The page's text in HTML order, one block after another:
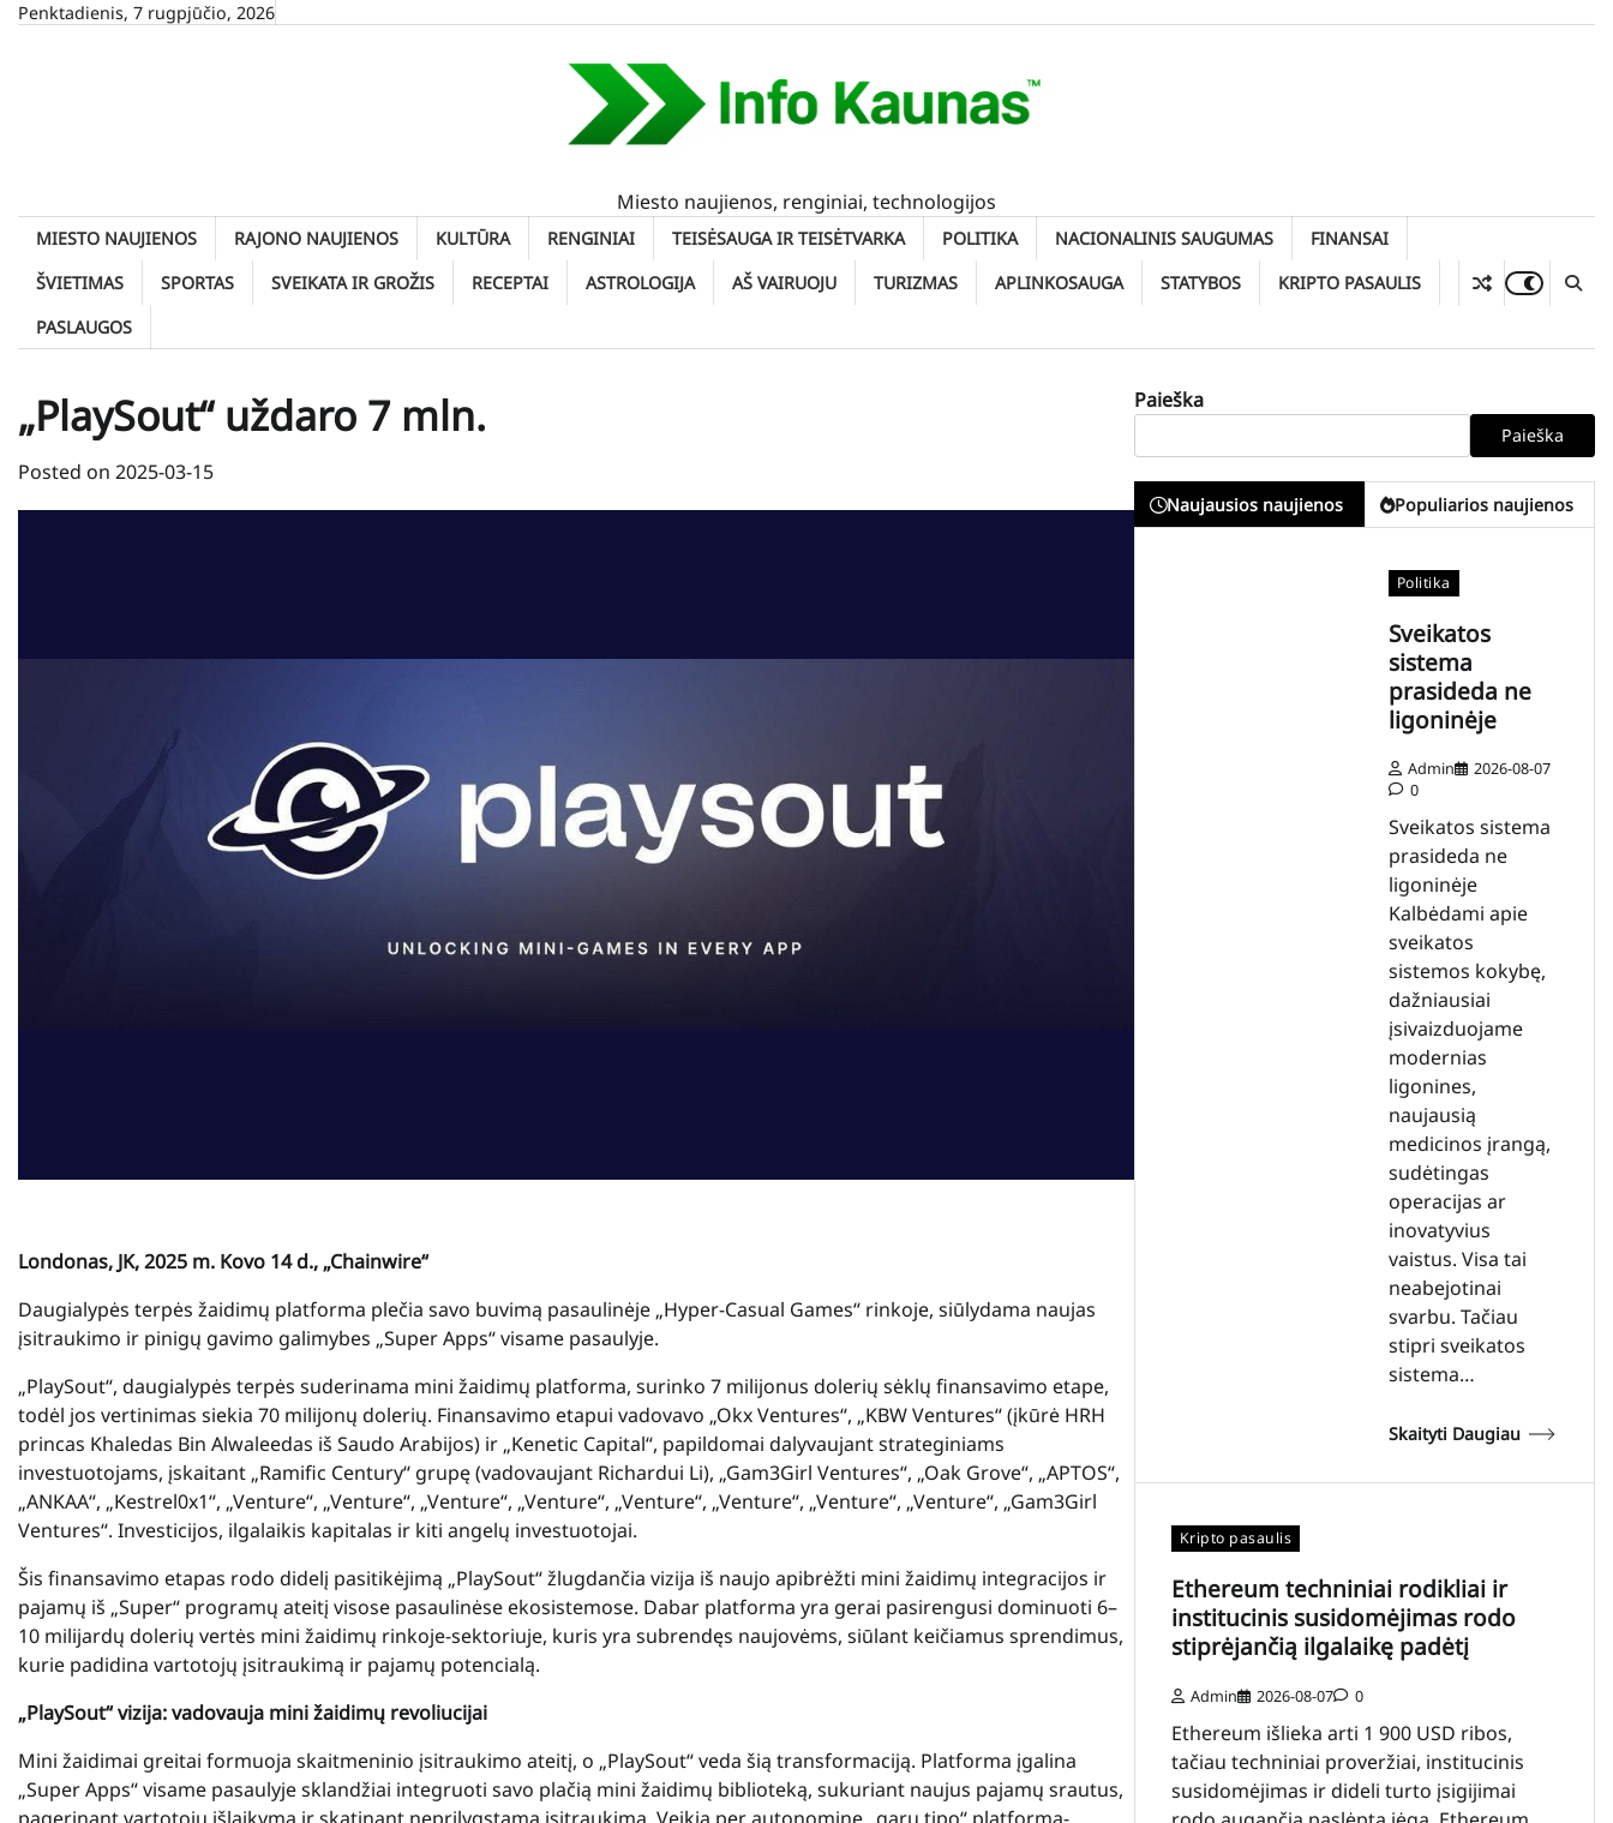
SkipPenktadienis, 7 rugpjūčio, 2026
Miesto naujienos, renginiai, technologijos
MIESTO NAUJIENOS RAJONO NAUJIENOS KULTŪRA RENGINIAI TEISĖSAUGA IR TEISĖTVARKA POLITIKA NACIONALINIS SAUGUMAS
FINANSAI
ŠVIETIMAS
SPORTAS SVEIKATA IR GROŽIS RECEPTAI ASTROLOGIJA AŠ VAIRUOJU TURIZMAS APLINKOSAUGA STATYBOS
KRIPTO PASAULIS
PASLAUGOS
„PlaySout“ uždaro 7 mln.
Posted on 2025-03-15
Londonas, JK, 2025 m. Kovo 14 d., „Chainwire“
Daugialypės terpės žaidimų platforma plečia savo buvimą pasaulinėje „Hyper-Casual Games“ rinkoje, siūlydama naujas
įsitraukimo ir pinigų gavimo galimybes „Super Apps“ visame pasaulyje.
„PlaySout“, daugialypės terpės suderinama mini žaidimų platforma, surinko 7 milijonus dolerių sėklų finansavimo etape,
todėl jos vertinimas siekia 70 milijonų dolerių. Finansavimo etapui vadovavo „Okx Ventures“, „KBW Ventures“ (įkūrė HRH
princas Khaledas Bin Alwaleedas iš Saudo Arabijos) ir „Kenetic Capital“, papildomai dalyvaujant strateginiams
investuotojams, įskaitant „Ramific Century“ grupę (vadovaujant Richardui Li), „Gam3Girl Ventures“, „Oak Grove“, „APTOS“,
„ANKAA“, „Kestrel0x1“, „Venture“, „Venture“, „Venture“, „Venture“, „Venture“, „Venture“, „Venture“, „Venture“, „Gam3Girl
Ventures“. Investicijos, ilgalaikis kapitalas ir kiti angelų investuotojai.
Šis finansavimo etapas rodo didelį pasitikėjimą „PlaySout“ žlugdančia vizija iš naujo apibrėžti mini žaidimų integracijos ir
pajamų iš „Super“ programų ateitį visose pasaulinėse ekosistemose. Dabar platforma yra gerai pasirengusi dominuoti 6–
10 milijardų dolerių vertės mini žaidimų rinkoje-sektoriuje, kuris yra subrendęs naujovėms, siūlant keičiamus sprendimus,
kurie padidina vartotojų įsitraukimą ir pajamų potencialą.
„PlaySout“ vizija: vadovauja mini žaidimų revoliucijai
Mini žaidimai greitai formuoja skaitmeninio įsitraukimo ateitį, o „PlaySout“ veda šią transformaciją. Platforma įgalina
„Super Apps“ visame pasaulyje sklandžiai integruoti savo plačią mini žaidimų biblioteką, sukuriant naujus pajamų srautus,
Paieška
Paieška
Naujausios naujienos Populiarios naujienos
Politika
Sveikatos
sistema
prasideda ne
ligoninėje
Admin
2026-08-07
0
Sveikatos sistema
prasideda ne
ligoninėje
Kalbėdami apie
sveikatos
sistemos kokybę,
dažniausiai
įsivaizduojame
modernias
ligonines,
naujausią
medicinos įrangą,
sudėtingas
operacijas ar
inovatyvius
vaistus. Visa tai
neabejotinai
svarbu. Tačiau
stipri sveikatos
sistema…
Skaityti Daugiau
Kripto pasaulis
Ethereum techniniai rodikliai ir
institucinis susidomėjimas rodo
stiprėjančią ilgalaikę padėtį
Admin 2026-08-07 0
Ethereum išlieka arti 1 900 USD ribos,
tačiau techniniai proveržiai, institucinis
susidomėjimas ir dideli turto įsigijimai